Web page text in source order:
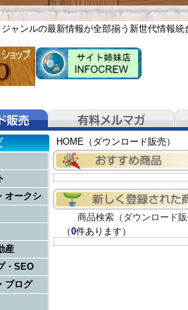
ジャンルの最新情報が全部揃う新世代情報統
オークシ
産
・SEO
ブログ
HOME（ダウンロード販売）
商品検索（ダウンロード販
（0件あります）